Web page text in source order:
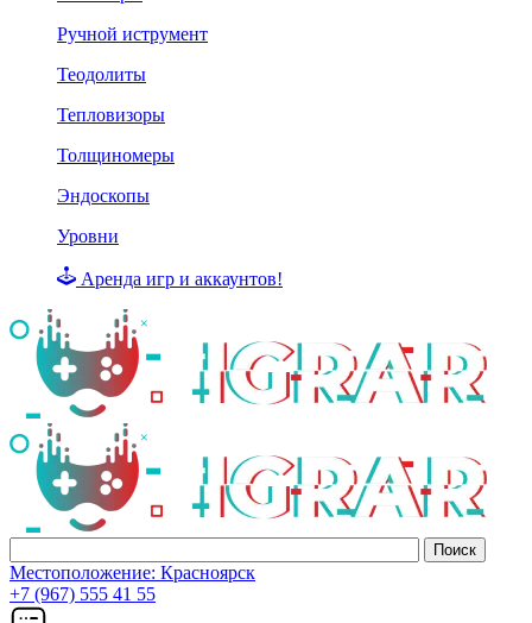
Ручной иструмент
Теодолиты
Тепловизоры
Толщиномеры
Эндоскопы
Уровни
Аренда игр и аккаунтов!
Местоположение: Красноярск
+7 (967) 555 41 55